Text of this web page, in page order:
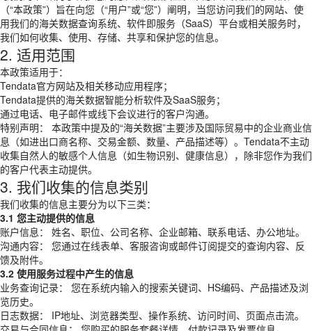
（“本政策”）旨在向您（“用户”或“您”）阐明，当您访问我们的网站、使
用我们的海关数据查询系统、软件即服务（SaaS）平台或相关服务时，
我们如何收集、使用、存储、共享和保护您的信息。
2. 适用范围
本政策适用于：
Tendata官方网站及相关移动应用程序；
Tendata提供的海关数据智能分析软件及SaaS服务；
通过电话、电子邮件或线下会议进行的客户沟通。
特别声明： 本政策中提及的“海关数据”主要涉及国际贸易中的企业商业信
息（如进出口商名称、交易金额、数量、产品描述等）。Tendata不主动
收集自然人的敏感个人信息（如生物识别、健康信息），除非您作为我们
的客户代表主动提供。
3. 我们收集的信息类别
我们收集的信息主要分为以下三类：
3.1 您主动提供的信息
账户信息： 姓名、职位、公司名称、企业邮箱、联系电话、办公地址。
沟通内容： 您通过在线表单、客服咨询或邮件订阅提交的查询内容、反
馈及附件。
3.2 使用服务过程中产生的信息
业务查询记录： 您在系统内输入的搜索关键词、HS编码、产品描述及浏
览历史。
日志数据： IP地址、浏览器类型、操作系统、访问时间、页面点击流。